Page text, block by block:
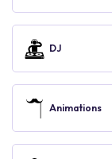
DJ
Animations